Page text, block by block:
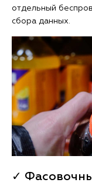
отдельный
сбора данных.
✓